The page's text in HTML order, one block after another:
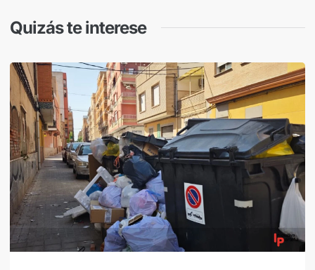
Quizás te interese